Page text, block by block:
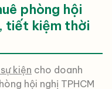
phòng hội
tiết kiệm thời
kiện cho doanh
hội nghị TPHCM